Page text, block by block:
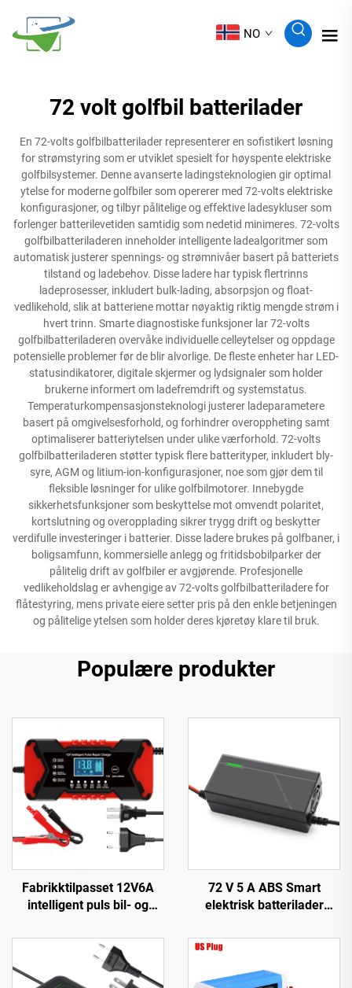
NO
72 volt golfbil batterilader
En 72-volts golfbilbatterilader representerer en sofistikert løsning
for strømstyring som er utviklet spesielt for høyspente elektriske
golfbilsystemer. Denne avanserte ladingsteknologien gir optimal
ytelse for moderne golfbiler som opererer med 72-volts elektriske
konfigurasjoner, og tilbyr pålitelige og effektive ladesykluser som
forlenger batterilevetiden samtidig som nedetid minimeres. 72-volts
golfbilbatteriladeren inneholder intelligente ladealgoritmer som
automatisk justerer spennings- og strømnivåer basert på batteriets
tilstand og ladebehov. Disse ladere har typisk flertrinns
ladeprosesser, inkludert bulk-lading, absorpsjon og float-
vedlikehold, slik at batteriene mottar nøyaktig riktig mengde strøm i
hvert trinn. Smarte diagnostiske funksjoner lar 72-volts
golfbilbatteriladeren overvåke individuelle celleytelser og oppdage
potensielle problemer før de blir alvorlige. De fleste enheter har LED-
statusindikatorer, digitale skjermer og lydsignaler som holder
brukerne informert om ladefremdrift og systemstatus.
Temperaturkompensasjonsteknologi justerer ladeparametere
basert på omgivelsesforhold, og forhindrer overoppheting samt
optimaliserer batteriytelsen under ulike værforhold. 72-volts
golfbilbatteriladeren støtter typisk flere batterityper, inkludert bly-
syre, AGM og litium-ion-konfigurasjoner, noe som gjør dem til
fleksible løsninger for ulike golfbilmotorer. Innebygde
sikkerhetsfunksjoner som beskyttelse mot omvendt polaritet,
kortslutning og overopplading sikrer trygg drift og beskytter
verdifulle investeringer i batterier. Disse ladere brukes på golfbaner, i
boligsamfunn, kommersielle anlegg og fritidsbobilparker der
pålitelig drift av golfbiler er avgjørende. Profesjonelle
vedlikeholdslag er avhengige av 72-volts golfbilbatteriladere for
flåtestyring, mens private eiere setter pris på den enkle betjeningen
og pålitelige ytelsen som holder deres kjøretøy klare til bruk.
Populære produkter
Fabrikktilpasset 12V6A
intelligent puls bil- og
12V6A automatisk
strømforsyning med OVP-
beskyttelse Pd
72 V 5 A ABS Smart
elektrisk batterilader
El-sykkel-lader 84 V 87,6 V